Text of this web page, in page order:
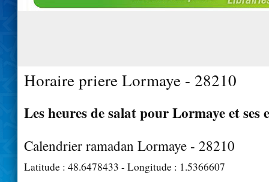
Horaire priere Lormaye - 28210
Les heures de salat pour Lormaye et ses
Calendrier ramadan Lormaye - 28210
Latitude : 48.6478433 - Longitude : 1.5366607